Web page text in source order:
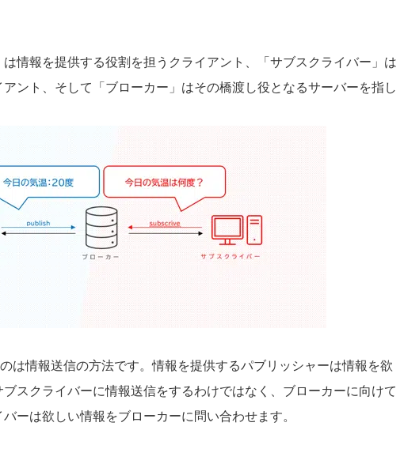
情報を提供する役割を担うクライアント、「サブスクライバー」は
ント、そして「ブローカー」はその橋渡し役となるサーバーを指し
は情報送信の方法です。情報を提供するパブリッシャーは情報を欲
ブスクライバーに情報送信をするわけではなく、ブローカーに向けて
ーは欲しい情報をブローカーに問い合わせます。